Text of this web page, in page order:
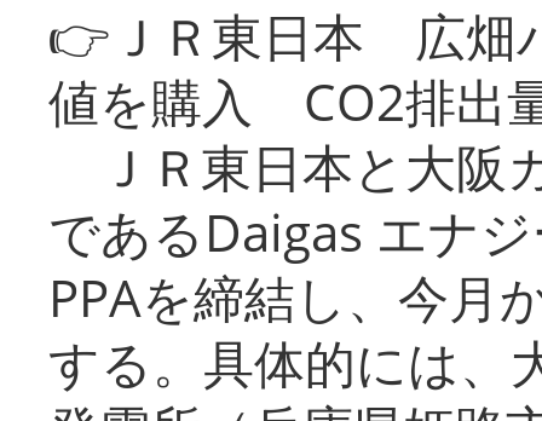
👉ＪＲ東日本 広畑
値を購入 CO2排出
ＪＲ東日本と大阪
であるDaigas エナ
PPAを締結し、今月
する。具体的には、